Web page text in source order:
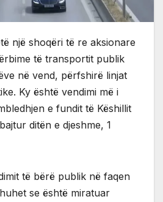
një shoqëri të re aksionare
të transportit publik
në vend, përfshirë linjat
Ky është vendimi më i
e fundit të Këshillit
ditën e djeshme, 1
të bërë publik në faqen
se është miratuar